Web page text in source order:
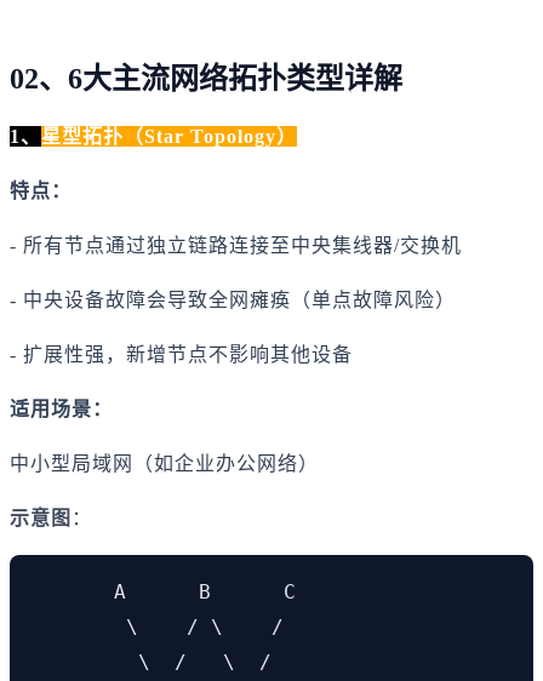
02、6大主流网络拓扑类型详解
1、 星型拓扑（Star Topology）
特点：
- 所有节点通过独立链路连接至中央集线器/交换机
- 中央设备故障会导致全网瘫痪（单点故障风险）
- 扩展性强，新增节点不影响其他设备
适用场景：
中小型局域网（如企业办公网络）
示意图 ：
A      B      C
\    / \    /
\  /   \  /